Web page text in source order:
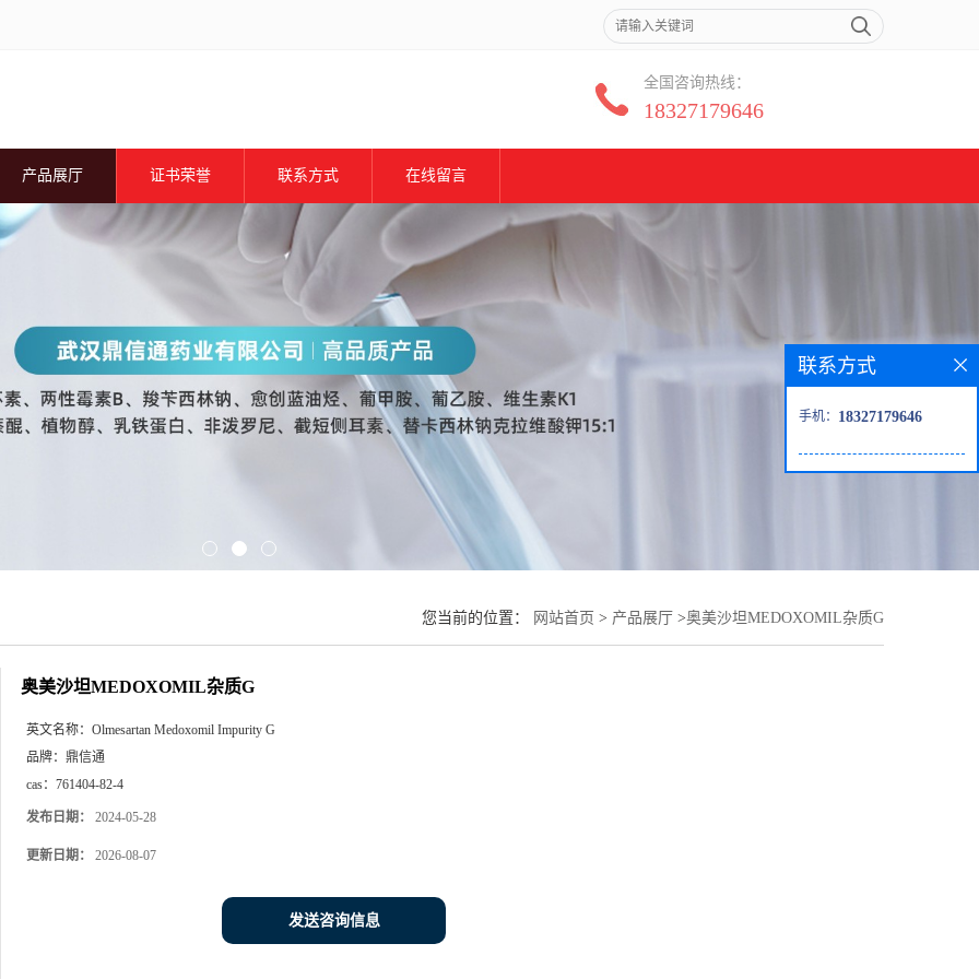
全国咨询热线：
18327179646
产品展厅 证书荣誉 联系方式 在线留言
您当前的位置： 网站首页 > 产品展厅 >奥美沙坦MEDOXOMIL杂质G
奥美沙坦MEDOXOMIL杂质G
英文名称： Olmesartan Medoxomil Impurity G
品牌： 鼎信通
cas： 761404-82-4
发布日期： 2024-05-28
更新日期： 2026-08-07
发送咨询信息
联系方式
手机： 18327179646